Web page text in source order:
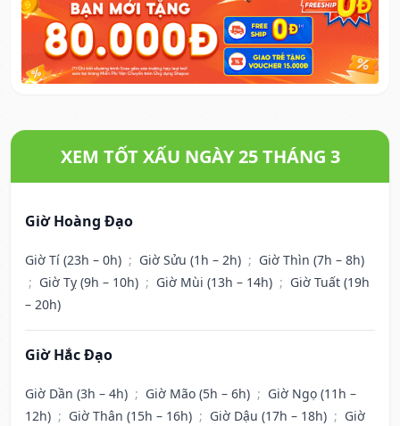
XEM TỐT XẤU NGÀY 25 THÁNG 3
Giờ Hoàng Đạo
Giờ Tí (23h – 0h) ; Giờ Sửu (1h – 2h) ; Giờ Thìn (7h – 8h)
; Giờ Tỵ (9h – 10h) ; Giờ Mùi (13h – 14h) ; Giờ Tuất (19h
– 20h)
Giờ Hắc Đạo
Giờ Dần (3h – 4h) ; Giờ Mão (5h – 6h) ; Giờ Ngọ (11h –
12h) ; Giờ Thân (15h – 16h) ; Giờ Dậu (17h – 18h) ; Giờ